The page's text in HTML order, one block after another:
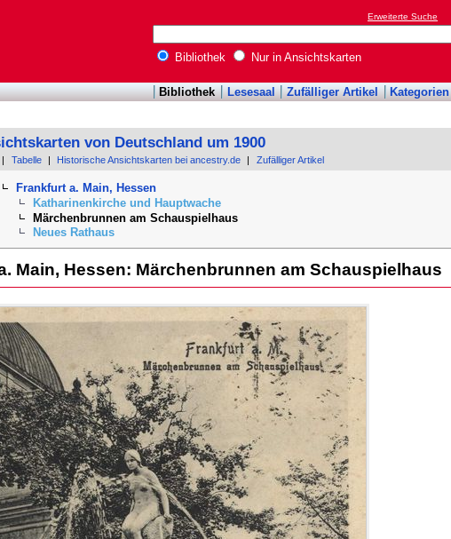
Erweiterte Suche
Bibliothek Nur in Ansichtskarten
Bibliothek Lesesaal Zufälliger Artikel Kategorien
von Deutschland um 1900
Tabelle Historische Ansichtskarten bei ancestry.de Zufälliger Artikel
Frankfurt a. Main, Hessen
Katharinenkirche und Hauptwache
Märchenbrunnen am Schauspielhaus
Neues Rathaus
Main, Hessen: Märchenbrunnen am Schauspielhaus